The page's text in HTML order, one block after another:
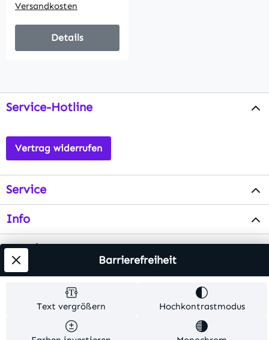
Versandkosten
Details
Service-Hotline
Vertrag widerrufen
Service
Info
Testsieger
Alle Preise inkl. gesetzl. Mehrwertsteuer zzgl.
Versandkosten
. Alle Artikelangaben sind
Herstellerangaben und ohne Gewähr.
Text vergrößern Hochkontrastmodus
Barrierefreiheit